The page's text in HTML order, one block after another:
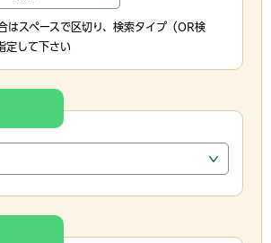
はスペースで区切り、検索タイプ（OR検
定して下さい